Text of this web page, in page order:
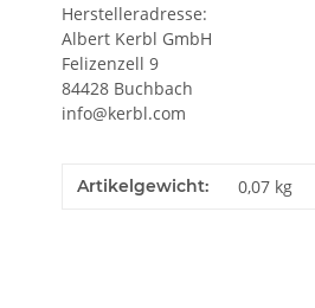
Herstelleradresse:
Albert Kerbl GmbH
Felizenzell 9
84428 Buchbach
info@kerbl.com
Artikelgewicht: 0,07 kg